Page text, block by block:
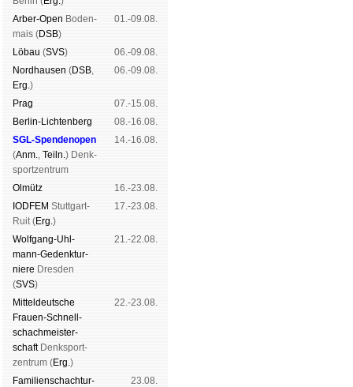
Arber-Open Boden­
mais (DSB)
01.-09.08.
Lö­bau (SVS)
06.-09.08.
Nord­hau­sen (DSB,
Erg.)
06.-09.08.
Prag
07.-15.08.
Berlin-Lich­ten­berg
08.-16.08.
SGL-Spenden­open
(Anm., Teiln.) Denk­
sport­zen­trum
14.-16.08.
Ol­mütz
16.-23.08.
IODFEM Stutt­gart-
Ruit (Erg.)
17.-23.08.
Wolf­gang-Uhl­
mann-Ge­denk­tur­
niere Dres­den
(SVS)
21.-22.08.
Mit­tel­deu­tsche
Frauen-Schnell­
schach­meis­ter­
schaftDenk­sport­
zen­trum (Erg.)
22.-23.08.
Familien­schach­tur­
23.08.